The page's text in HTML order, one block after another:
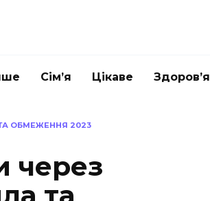
Сім’я Цікаве Здоров’я
ОБМЕЖЕННЯ 2023
через